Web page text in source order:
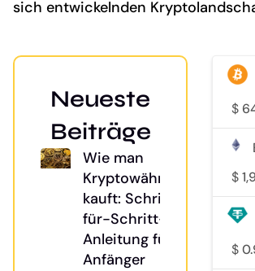
sich entwickelnden
Neueste
Beiträge
Wie man
Kryptowährung
kauft: Schritt-
für-Schritt-
Anleitung für
Anfänger
$
$
$